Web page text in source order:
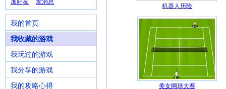
加好友
发消息
我的首页
我收藏的游戏
我玩过的游戏
我分享的游戏
我的攻略心得
机器人历险
美女网球大赛